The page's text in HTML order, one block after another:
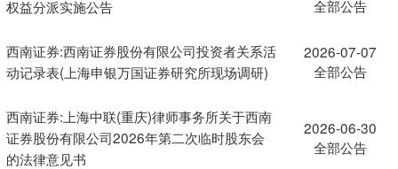
权益分派实施公告
全部公告
西南证券:西南证券股份有限公司投资者关系活
动记录表(上海申银万国证券研究所现场调研)
2026-07-07
全部公告
西南证券:上海中联(重庆)律师事务所关于西南
证券股份有限公司2026年第二次临时股东会
的法律意见书
2026-06-30
全部公告